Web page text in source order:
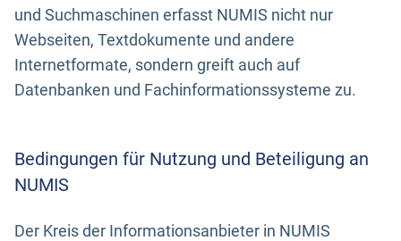
und Suchmaschinen erfasst NUMIS nicht nur
Webseiten, Textdokumente und andere
Internetformate, sondern greift auch auf
Datenbanken und Fachinformationssysteme zu.
Bedingungen für Nutzung und Beteiligung an
NUMIS
Der Kreis der Informationsanbieter in NUMIS